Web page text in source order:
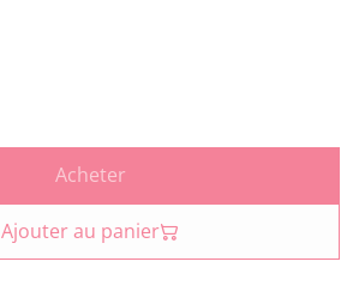
Acheter
Ajouter au panier